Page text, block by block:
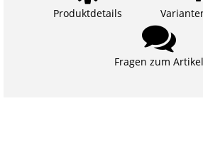
Produktdetails
Fragen zum Artikel